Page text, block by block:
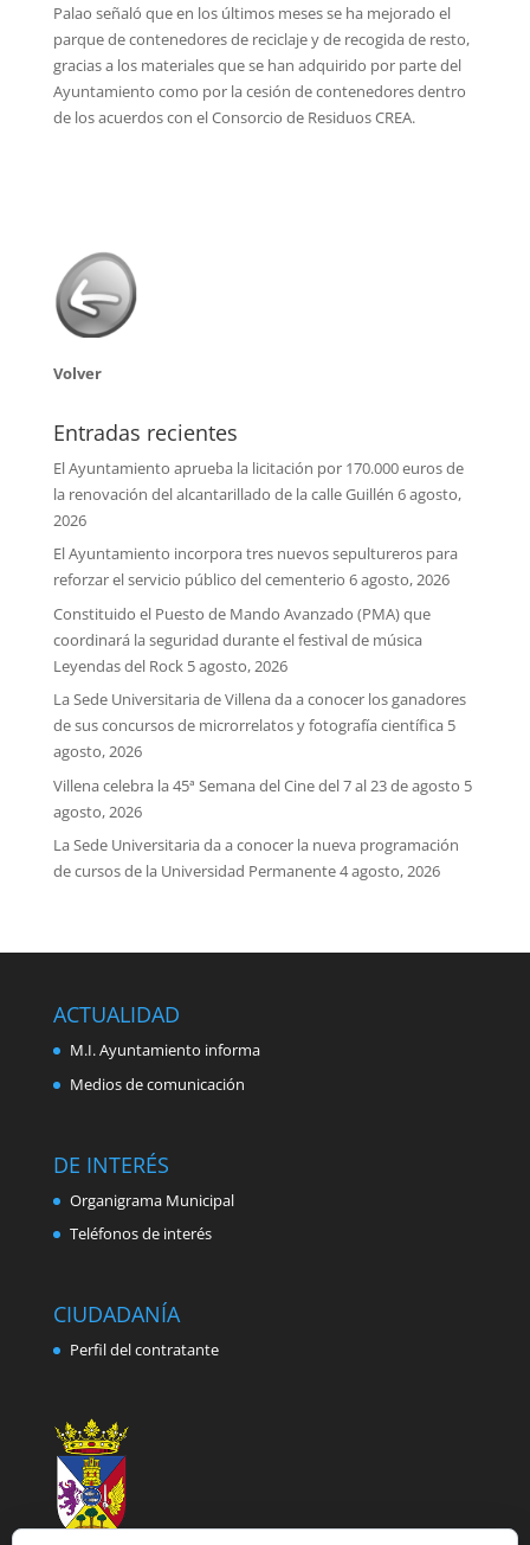
Palao señaló que en los últimos meses se ha mejorado el
parque de contenedores de reciclaje y de recogida de resto,
gracias a los materiales que se han adquirido por parte del
Ayuntamiento como por la cesión de contenedores dentro
de los acuerdos con el Consorcio de Residuos CREA.
Volver
Entradas recientes
El Ayuntamiento aprueba la licitación por 170.000 euros de
la renovación del alcantarillado de la calle Guillén 6 agosto,
2026
El Ayuntamiento incorpora tres nuevos sepultureros para
reforzar el servicio público del cementerio 6 agosto, 2026
Constituido el Puesto de Mando Avanzado (PMA) que
coordinará la seguridad durante el festival de música
Leyendas del Rock 5 agosto, 2026
La Sede Universitaria de Villena da a conocer los ganadores
de sus concursos de microrrelatos y fotografía científica 5
agosto, 2026
Villena celebra la 45ª Semana del Cine del 7 al 23 de agosto 5
agosto, 2026
La Sede Universitaria da a conocer la nueva programación
de cursos de la Universidad Permanente4 agosto, 2026
ACTUALIDAD
M.I. Ayuntamiento informa
Medios de comunicación
DE INTERÉS
Organigrama Municipal
Teléfonos de interés
CIUDADANÍA
Perfil del contratante